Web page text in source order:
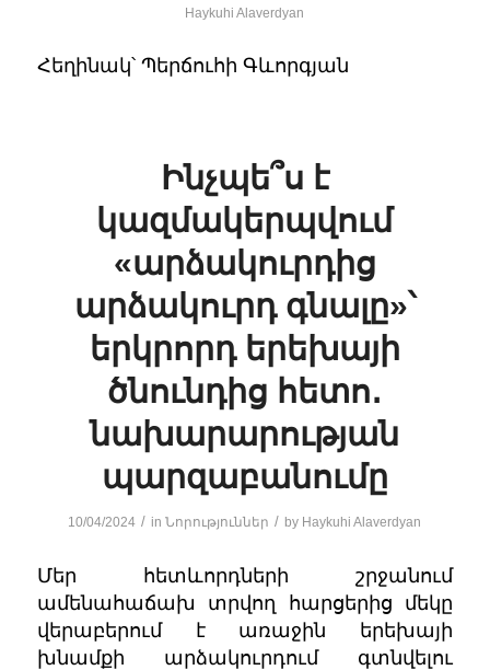
Haykuhi Alaverdyan
Հեղինակ՝ Պերճուհի Գևորգյան
Ինչպե՞ս է
կազմակերպվում
«արձակուրդից
արձակուրդ գնալը»՝
երկրորդ երեխայի
ծնունդից հետո․
նախարարության
պարզաբանումը
10/04/2024 / inՆորություններ / by Haykuhi Alaverdyan
Մեր հետևորդների շրջանում
ամենահաճախ տրվող հարցերից մեկը
վերաբերում է առաջին երեխայի
խնամքի արձակուրդում գտնվելու